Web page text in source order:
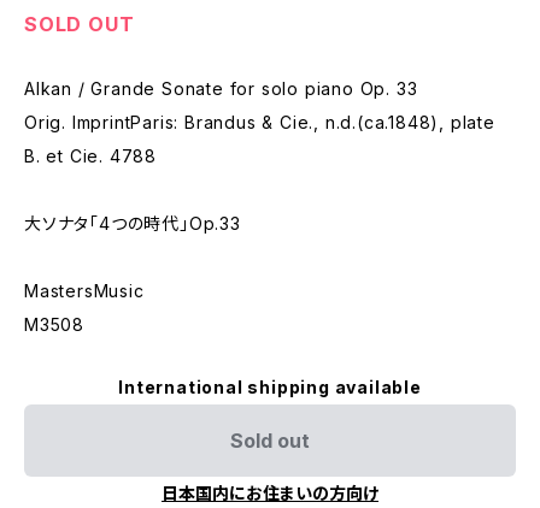
SOLD OUT
Alkan / Grande Sonate for solo piano Op. 33
Orig. ImprintParis: Brandus & Cie., n.d.(ca.1848), plate
B. et Cie. 4788
大ソナタ｢4つの時代｣Op.33
MastersMusic
M3508
International shipping available
Sold out
日本国内にお住まいの方向け